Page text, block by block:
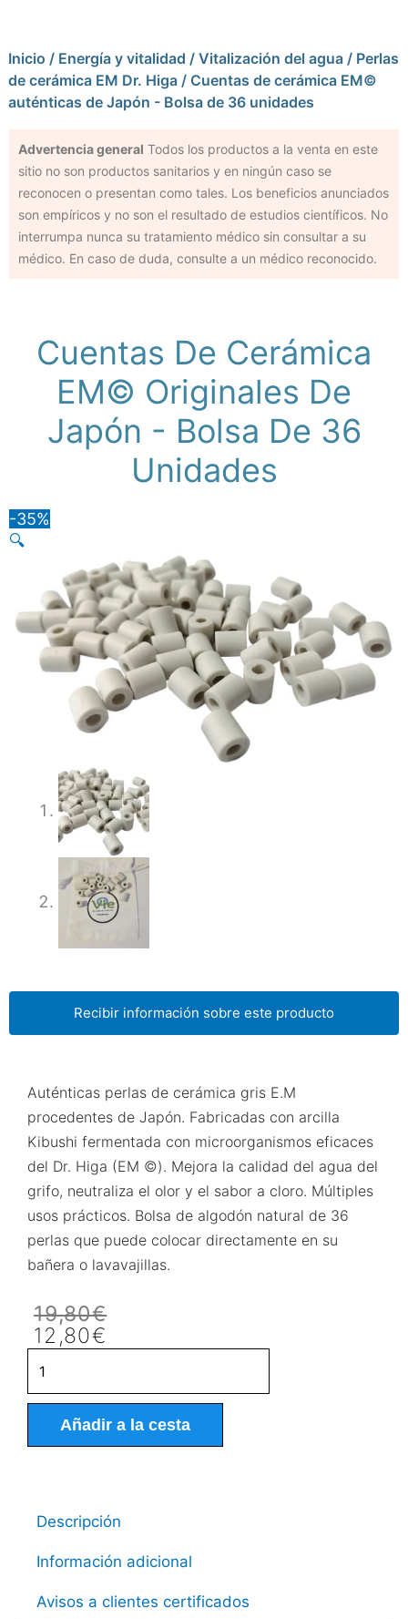
Inicio / Energía y vitalidad / Vitalización del agua / Perlas
de cerámica EM Dr. Higa / Cuentas de cerámica EM©
auténticas de Japón - Bolsa de 36 unidades
Advertencia general Todos los productos a la venta en este
sitio no son productos sanitarios y en ningún caso se
reconocen o presentan como tales. Los beneficios anunciados
son empíricos y no son el resultado de estudios científicos. No
interrumpa nunca su tratamiento médico sin consultar a su
médico. En caso de duda, consulte a un médico reconocido.
Cuentas De Cerámica
EM© Originales De
Japón - Bolsa De 36
Unidades
-35%
🔍
Recibir información sobre este producto
Auténticas perlas de cerámica gris E.M
procedentes de Japón. Fabricadas con arcilla
Kibushi fermentada con microorganismos eficaces
del Dr. Higa (EM ©). Mejora la calidad del agua del
grifo, neutraliza el olor y el sabor a cloro. Múltiples
usos prácticos. Bolsa de algodón natural de 36
perlas que puede colocar directamente en su
bañera o lavavajillas.
19,80€
El
precio
original
era:
19,80€.
12,80€
El
precio
actual
es:
12,80€.
perles
de
céramique
EM©
sac
36
cantidad
Añadir a la cesta
Descripción
Información adicional
Avisos a clientes certificados